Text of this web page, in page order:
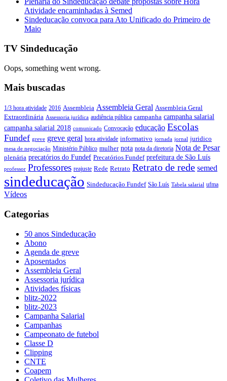
Atividade encaminhadas à Semed
Sindeducação convoca para Ato Unificado do Primeiro de
Maio
TV Sindeducação
Oops, something went wrong.
Mais buscadas
1/3 hora atividade 2016 Assembleia Assembleia Geral Assembleia Geral
Extraordinária Assessoria jurídica audiência pública campanha campanha salarial
campanha salarial 2018 comunicado Convocação educação Escolas
Fundef greve greve geral hora atividade informativo jornada jornal juridico
mesa de negociação Ministério Público mulher nota nota da diretoria Nota de Pesar
plenária precatórios do Fundef Precatórios Fundef prefeitura de São Luís
professor Professores reajuste Rede Retrato Retrato de rede semed
sindeducação Sindeducação Fundef São Luís Tabela salarial ufma
Vídeos
Categorias
50 anos Sindeducação
Abono
Agenda de greve
Aposentados
Assembleia Geral
Assessoria jurídica
Atividades físicas
blitz-2022
blitz-2023
Campanha Salarial
Campanhas
Campeonato de futebol
Classe D
Clipping
CNTE
Coapem